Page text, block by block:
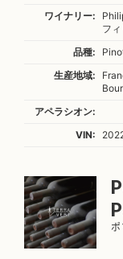
ワイナリー:
フ
品種:
生産地域:
アペラシオン:
VIN: